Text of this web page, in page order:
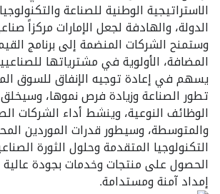
الاستراتيجية الوطنية للصناعة
الدولة، والهادفة لجعل الإمارات مركزاً
وستمنح الشركات المنضمة إلى برنامج
المضافة، الأولوية في مشترياتها
يسهم في إعادة توجيه الإنفاق للسوق
تطور الصناعة وزيادة فرص نموها،
الوظائف النوعية، وينشط أداء الشركات
والمتوسطة، وسيطور قدرات الموردين
التكنولوجيا المتقدمة وحلول الثورة
الحصول على منتجات وخدمات بجودة
إمداد آمنة ومستدامة.